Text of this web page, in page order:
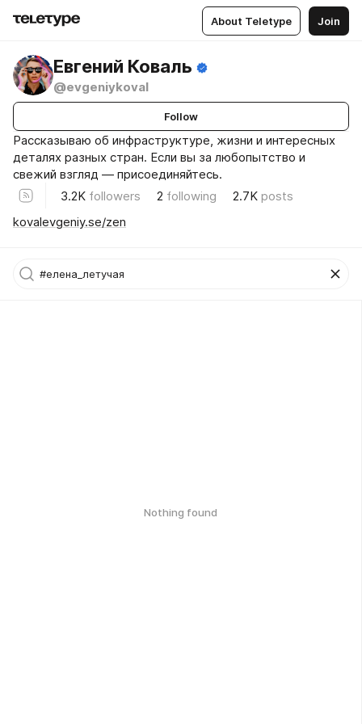
About Teletype Join
Евгений Коваль
@evgeniykoval
Follow
Рассказываю об инфраструктуре, жизни и интересных
деталях разных стран. Если вы за любопытство и
свежий взгляд — присоединяйтесь.
3.2K followers 2 following 2.7K posts
kovalevgeniy.se/zen
Nothing found